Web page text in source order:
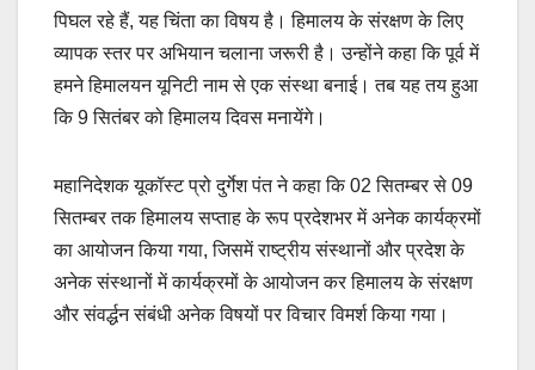
पिघल रहे हैं, यह चिंता का विषय है। हिमालय के संरक्षण के लिए
व्यापक स्तर पर अभियान चलाना जरूरी है। उन्होंने कहा कि पूर्व में
हमने हिमालयन यूनिटी नाम से एक संस्था बनाई। तब यह तय हुआ
कि 9 सितंबर को हिमालय दिवस मनायेंगे।
महानिदेशक यूकॉस्ट प्रो दुर्गेश पंत ने कहा कि 02 सितम्बर से 09
सितम्बर तक हिमालय सप्ताह के रूप प्रदेशभर में अनेक कार्यक्रमों
का आयोजन किया गया, जिसमें राष्ट्रीय संस्थानों और प्रदेश के
अनेक संस्थानों में कार्यक्रमों के आयोजन कर हिमालय के संरक्षण
और संवर्द्धन संबंधी अनेक विषयों पर विचार विमर्श किया गया।